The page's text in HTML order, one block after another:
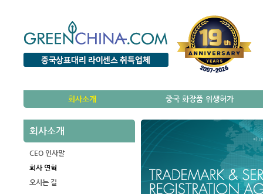
회사소개 중국 화장품 위생허가
회사소개
CEO 인사말
회사 연혁
오시는 길